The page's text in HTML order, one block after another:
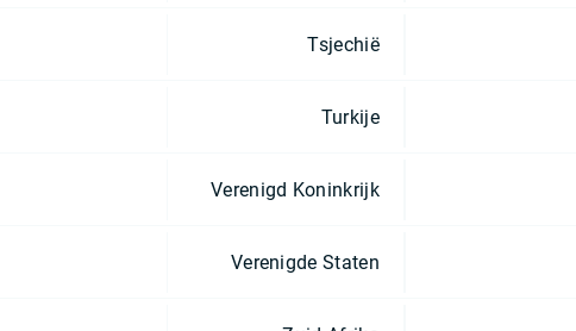
Tsjechië
Turkije
Verenigd Koninkrijk
Verenigde Staten